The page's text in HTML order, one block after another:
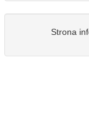
Strona